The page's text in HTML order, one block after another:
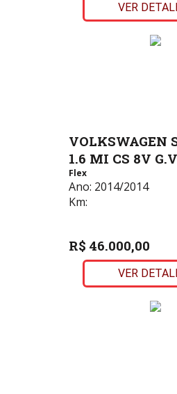
VER
VOLKSWAGEN
1.6 MI CS 8V
Flex
Ano: 2014/2014
Km:
R$ 46.000,00
VER